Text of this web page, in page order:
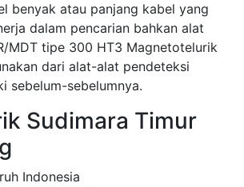
benyak atau panjang kabel yang
dalam pencarian bahkan alat
MDT tipe 300 HT3 Magnetotelurik
dari alat-alat pendeteksi
sebelum-sebelumnya.
Sudimara Timur
Indonesia